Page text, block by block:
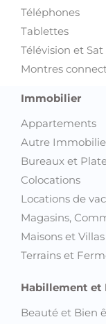
Téléphones
Tablettes
Télévision et Sat
Montres
Immobilier
Appartements
Autre
Bureaux et
Colocations
Locations de
Magasins,
Maisons et Villas
Terrains et
Habillement et
Beauté et Bien